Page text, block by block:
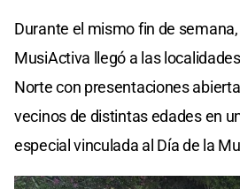
Durante el mismo fin de
MusiActiva llegó a las
Norte con presentaciones
vecinos de distintas edades en
especial vinculada al Día de la